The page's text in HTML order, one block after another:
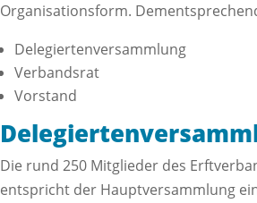
Organisationsform.
Delegiertenversammlung
Verbandsrat
Vorstand
Die rund 250 Mitglieder des
entspricht der Hauptversammlung